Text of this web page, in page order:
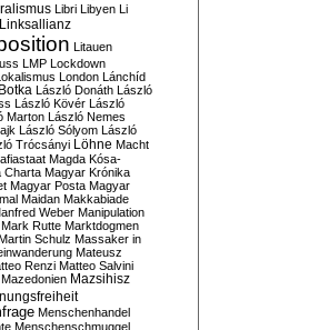
Libri Libyen Li
Linksallianz
Litauen
LMP Lockdown
London Lánchíd
László Donáth László
László Kövér László
Marton László Nemes
László Sólyom László
Trócsányi Löhne Macht
Magda Kósa-
Charta Magyar Krónika
Magyar Posta Magyar
Maidan Makkabiade
Weber Manipulation
Mark Rutte Marktdogmen
Schulz Massaker in
Mateusz
Renzi Matteo Salvini
Mazedonien Mazsihisz
Menschenhandel
Menschenschmuggel